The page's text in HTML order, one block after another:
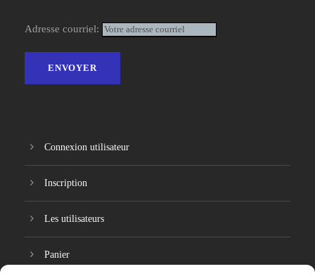
Adresse courriel:
Connexion utilisateur
Inscription
Les utilisateurs
Panier